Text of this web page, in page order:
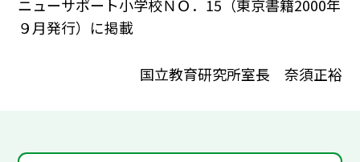
ニューサポート小学校ＮＯ．15（東京書籍2000年
９月発行）に掲載
国立教育研究所室長 奈須正裕